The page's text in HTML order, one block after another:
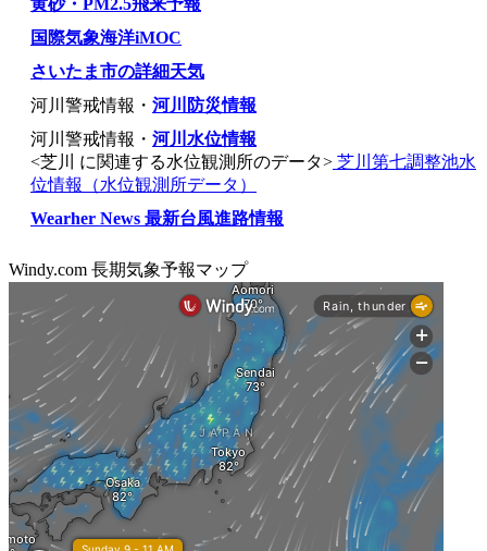
黄砂・PM2.5飛来予報
国際気象海洋iMOC
さいたま市の詳細天気
河川警戒情報・ 河川防災情報
河川警戒情報・ 河川水位情報
<芝川 に関連する水位観測所のデータ> 芝川第七調整池水
位情報（水位観測所データ）
Wearher News 最新台風進路情報
Windy.com 長期気象予報マップ